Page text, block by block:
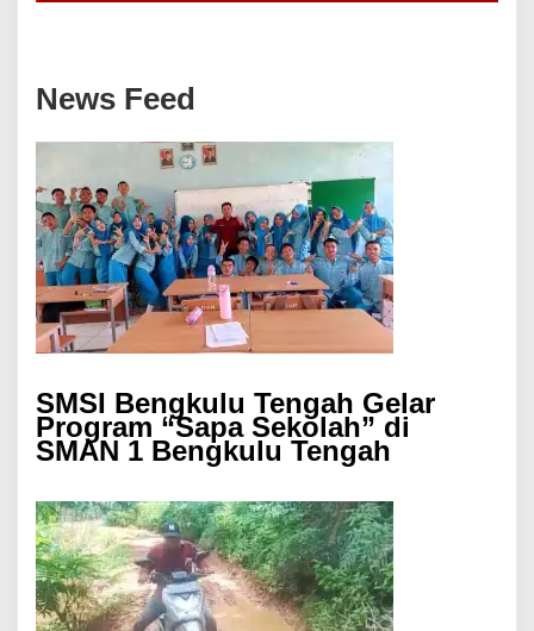
News Feed
SMSI Bengkulu Tengah Gelar
Program “Sapa Sekolah” di
SMAN 1 Bengkulu Tengah